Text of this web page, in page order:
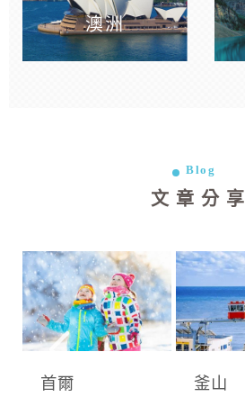
澳洲
Blog
文章分享
首爾 釜山